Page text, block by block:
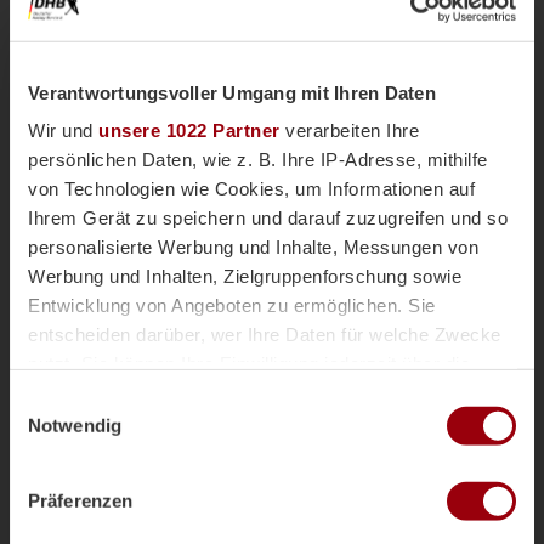
Verantwortungsvoller Umgang mit Ihren Daten
Wir und unsere 1022 Partner verarbeiten Ihre
persönlichen Daten, wie z. B. Ihre IP-Adresse, mithilfe
von Technologien wie Cookies, um Informationen auf
Ihrem Gerät zu speichern und darauf zuzugreifen und so
personalisierte Werbung und Inhalte, Messungen von
Werbung und Inhalten, Zielgruppenforschung sowie
Entwicklung von Angeboten zu ermöglichen. Sie
entscheiden darüber, wer Ihre Daten für welche Zwecke
Trigger Symbol ändern oder widerrufen
Informationen über Ihre geografische Lage erfassen,
Notwendig
Präferenzen
Alle Kader auf einen
Blick
Hier klicken zur Übersicht der Kader der
weiblichen U18 Teams
GRUPPEN UND SPIELPLAN U18 WEIBLICH
Belgien